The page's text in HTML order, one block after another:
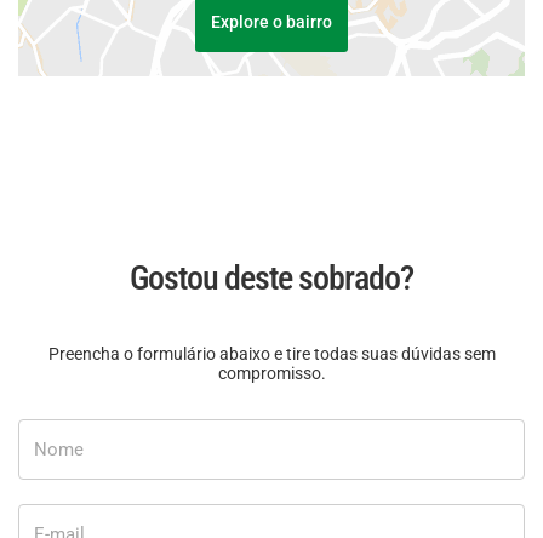
Explore o bairro
Gostou deste sobrado?
Preencha o formulário abaixo e tire todas suas dúvidas sem
compromisso.